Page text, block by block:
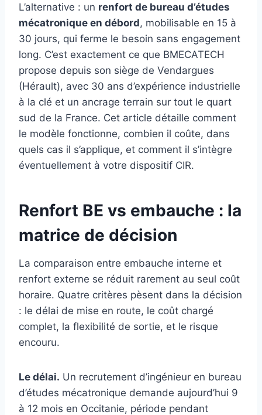
L’alternative : un renfort de bureau d’études
mécatronique en débord, mobilisable en 15 à
30 jours, qui ferme le besoin sans engagement
long. C’est exactement ce que BMECATECH
propose depuis son siège de Vendargues
(Hérault), avec 30 ans d’expérience industrielle
à la clé et un ancrage terrain sur tout le quart
sud de la France. Cet article détaille comment
le modèle fonctionne, combien il coûte, dans
quels cas il s’applique, et comment il s’intègre
éventuellement à votre dispositif CIR.
Renfort BE vs embauche : la
matrice de décision
La comparaison entre embauche interne et
renfort externe se réduit rarement au seul coût
horaire. Quatre critères pèsent dans la décision
: le délai de mise en route, le coût chargé
complet, la flexibilité de sortie, et le risque
encouru.
Le délai. Un recrutement d’ingénieur en bureau
d’études mécatronique demande aujourd’hui 9
à 12 mois en Occitanie, période pendant